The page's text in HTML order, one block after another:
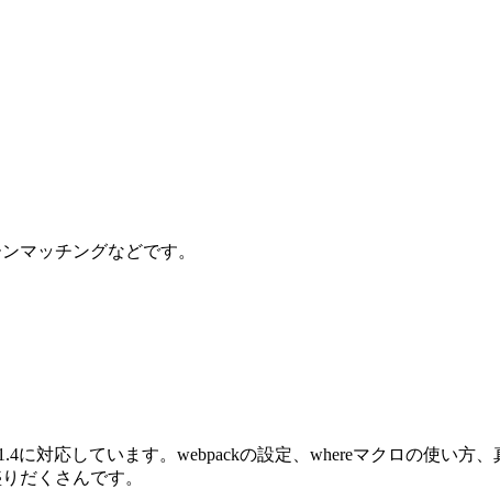
マッチングなどです。
に対応しています。webpackの設定、whereマクロの使い方
だくさんです。